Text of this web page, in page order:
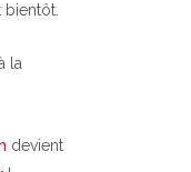
bientôt.
la
devient